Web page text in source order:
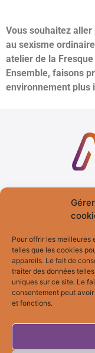
Pour offrir les meilleures
telles que les cookies
appareils. Le fait de
traiter des données
uniques sur ce site. Le
consentement peut
et fonctions.
Vous souhaitez
au sexisme
atelier de la
Ensemble, faisons
environnement plus
Accueil
Qui suis-
Blog